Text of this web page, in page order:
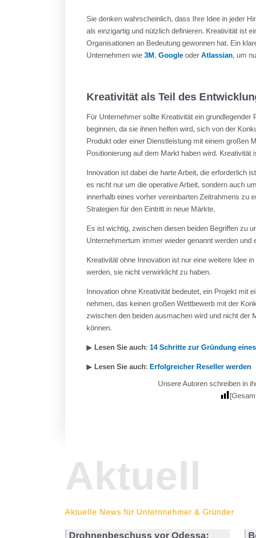
Sie denken wahrscheinlich, dass Ihre Idee in jeder
als einzigartig und nützlich definieren. Kreativität ist
Organisationen an Bedeutung gewonnen hat. Ein
Unternehmen wie3M,Google oderAtlassian, um
Kreativität als Teil des
Für Unternehmer sollte Kreativität ein
beginnen, da sie ihnen helfen wird, sich von der
Produkt oder einer Dienstleistung mit einem großen
Positionierung auf dem Markt haben wird. Kreativität
Innovation ist dabei die harte Arbeit, die erforderlich
es nicht nur um die operative Arbeit, sondern auch
innerhalb eines vorher vereinbarten Zeitrahmens zu
Strategien für den Eintritt in neue Märkte.
Es ist wichtig, zwischen diesen beiden Begriffen zu
Unternehmertum immer wieder genannt werden und
Kreativität ohne Innovation ist nur eine weitere Idee
werden, sie nicht verwirklicht zu haben.
Innovation ohne Kreativität bedeutet, ein Projekt mit
nehmen, das keinen großen Wettbewerb mit der
zwischen den beiden ausmachen wird und nicht der
können.
▶︎ Lesen Sie auch: 14 Schritte zur Gründung
▶︎ Lesen Sie auch: Erfolgreicher Reseller werden
Unsere Autoren schreiben in
Aktuell
Aktuelle News für Unternnehmer & Gründer
Drohnenbeschuss vor Odessa: